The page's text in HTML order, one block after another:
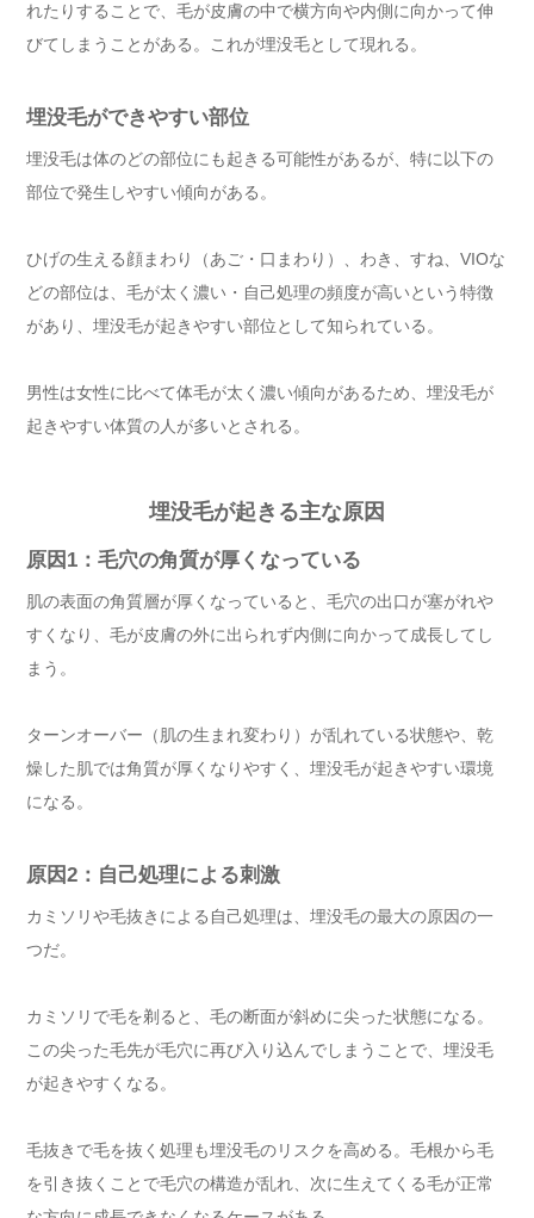
れたりすることで、毛が皮膚の中で横方向や内側に向かって伸
びてしまうことがある。これが埋没毛として現れる。
埋没毛ができやすい部位
埋没毛は体のどの部位にも起きる可能性があるが、特に以下の
部位で発生しやすい傾向がある。
ひげの生える顔まわり（あご・口まわり）、わき、すね、VIOな
どの部位は、毛が太く濃い・自己処理の頻度が高いという特徴
があり、埋没毛が起きやすい部位として知られている。
男性は女性に比べて体毛が太く濃い傾向があるため、埋没毛が
起きやすい体質の人が多いとされる。
埋没毛が起きる主な原因
原因1：毛穴の角質が厚くなっている
肌の表面の角質層が厚くなっていると、毛穴の出口が塞がれや
すくなり、毛が皮膚の外に出られず内側に向かって成長してし
まう。
ターンオーバー（肌の生まれ変わり）が乱れている状態や、乾
燥した肌では角質が厚くなりやすく、埋没毛が起きやすい環境
になる。
原因2：自己処理による刺激
カミソリや毛抜きによる自己処理は、埋没毛の最大の原因の一
つだ。
カミソリで毛を剃ると、毛の断面が斜めに尖った状態になる。
この尖った毛先が毛穴に再び入り込んでしまうことで、埋没毛
が起きやすくなる。
毛抜きで毛を抜く処理も埋没毛のリスクを高める。毛根から毛
を引き抜くことで毛穴の構造が乱れ、次に生えてくる毛が正常